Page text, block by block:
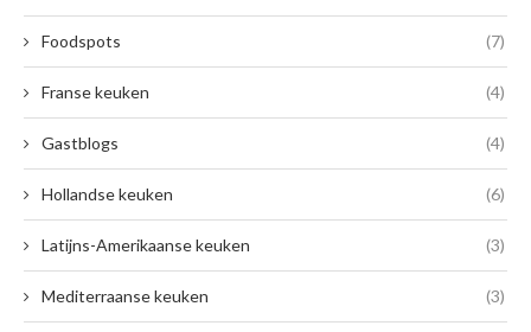
Foodspots (7)
Franse keuken (4)
Gastblogs (4)
Hollandse keuken (6)
Latijns-Amerikaanse keuken (3)
Mediterraanse keuken (3)